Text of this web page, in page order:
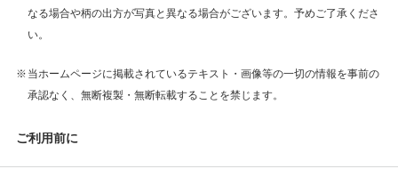
なる場合や柄の出方が写真と異なる場合がございます。予めご了承くださ
い。
当ホームページに掲載されているテキスト・画像等の一切の情報を事前の
承認なく、無断複製・無断転載することを禁じます。
ご利用前に